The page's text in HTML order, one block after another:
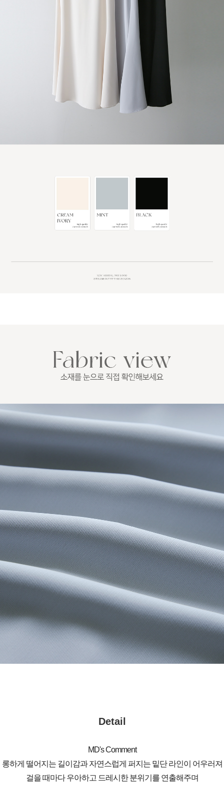
Detail
MD's Comment
롱하게 떨어지는 길이감과 자연스럽게 퍼지는 밑단 라인이 어우러져
걸을 때마다 우아하고 드레시한 분위기를 연출해주며